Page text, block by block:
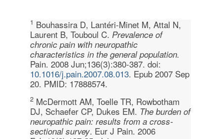
1 Bouhassira D, Lantéri-Minet M, Attal N,
Laurent B, Touboul C. Prevalence of
chronic pain with neuropathic
characteristics in the general population.
Pain. 2008 Jun;136(3):380-387. doi:
10.1016/j.pain.2007.08.013. Epub 2007 Sep
20. PMID: 17888574.
2 McDermott AM, Toelle TR, Rowbotham
DJ, Schaefer CP, Dukes EM. The burden of
neuropathic pain: results from a cross-
sectional survey. Eur J Pain. 2006